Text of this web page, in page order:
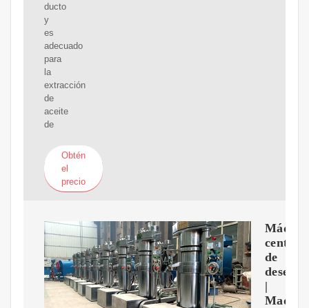
ducto
y
es
adecuado
para
la
extracción
de
aceite
de
Obtén
el
precio
de
|